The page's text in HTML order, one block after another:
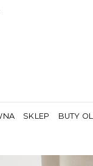
SKLEP BUTY